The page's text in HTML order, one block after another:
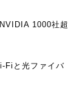
1000社超
Fiと光ファイバ